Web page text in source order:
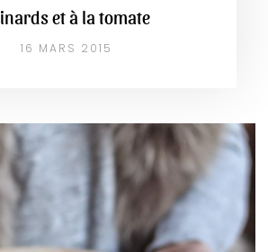
et à la tomate
16 MARS 2015